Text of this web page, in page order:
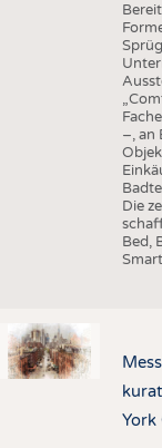
–, an
Die
Bed,
York